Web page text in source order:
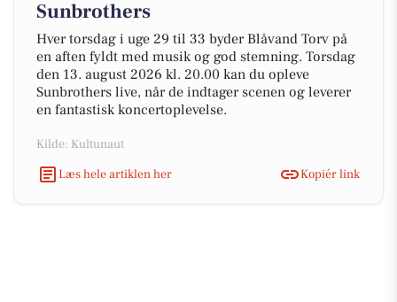
Sunbrothers
Hver torsdag i uge 29 til 33 byder Blåvand Torv på
en aften fyldt med musik og god stemning. Torsdag
den 13. august 2026 kl. 20.00 kan du opleve
Sunbrothers live, når de indtager scenen og leverer
en fantastisk koncertoplevelse.
Kilde: Kultunaut
Læs hele artiklen her
Kopiér link